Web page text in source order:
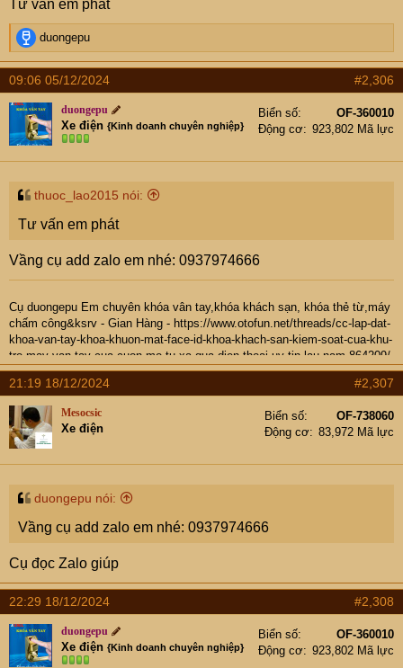
Tư vấn em phát
R
e
a
c
t
i
o
n
s
duongepu
09:06 05/12/2024 #2,306
duongepu
Xe điện {Kinh doanh chuyên nghiệp}
Biển số
OF-360010
Động cơ
923,802 Mã lực
thuoc_lao2015 nói:
Tư vấn em phát
Vầng cụ add zalo em nhé: 0937974666
Cụ duongepu Em chuyên khóa vân tay,khóa khách sạn, khóa thẻ từ,máy
chấm công&ksrv - Gian Hàng - https://www.otofun.net/threads/cc-lap-dat-
khoa-van-tay-khoa-khuon-mat-face-id-khoa-khach-san-kiem-soat-cua-khu-
tro-may-van-tay-cua-cuon-mo-tu-xa-qua-dien-thoai-uy-tin-lau-nam.864209/
- Hotline: 0937974666
21:19 18/12/2024 #2,307
Mesocsic
Xe điện
Biển số
OF-738060
Động cơ
83,972 Mã lực
duongepu nói:
Vầng cụ add zalo em nhé: 0937974666
Cụ đọc Zalo giúp
22:29 18/12/2024 #2,308
duongepu
Xe điện {Kinh doanh chuyên nghiệp}
Biển số
OF-360010
Động cơ
923,802 Mã lực